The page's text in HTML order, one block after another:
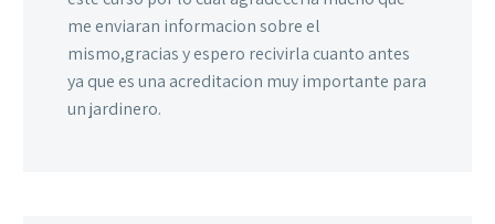
me enviaran informacion sobre el
mismo,gracias y espero recivirla cuanto antes
ya que es una acreditacion muy importante para
un jardinero.